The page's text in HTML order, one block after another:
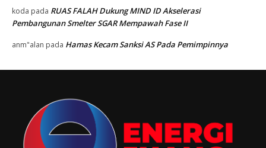
koda pada RUAS FALAH Dukung MIND ID Akselerasi
Pembangunan Smelter SGAR Mempawah Fase II
anm"alan pada Hamas Kecam Sanksi AS Pada Pemimpinnya